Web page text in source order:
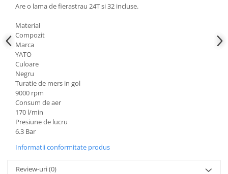
Scule fixare distributie
Alfa romeo
Audi
Bmw
Chevrolet
Chrysler
Citroen
Dacia
Fiat
Ford
Lancia
Are o lama de fierastrau 24T si 32 incluse.
Material
Compozit
Marca
YATO
Culoare
Negru
Turatie de mers in gol
9000 rpm
Consum de aer
170 l/min
Presiune de lucru
6.3 Bar
Informatii conformitate produs
Review-uri(0)